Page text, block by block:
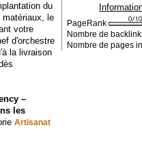
du
matériaux, le
votre
d'orchestre
la livraison
–
les
Artisanat
PageRank
Nombre de
Nombre de pages